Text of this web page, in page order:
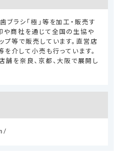
ブラシ「極」等を加工・販売す
や商社を通じて全国の生協や
プ等で販売しています。直営店
を介して小売も行っています。
舗を奈良、京都、大阪で展開し